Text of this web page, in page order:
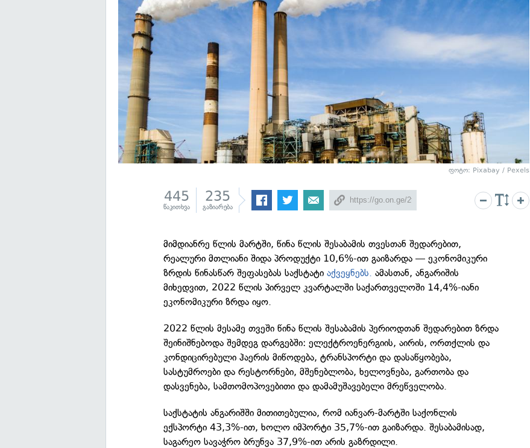
ფოტო: Pixabay / Pexels
445
წაკითხვა
235
გაზიარება
მიმდიანრე წლის მარტში, წინა წლის შესაბამის თვესთან შედარებით,
რეალური მთლიანი შიდა პროდუქტი 10,6%-ით გაიზარდა — ეკონომიკური
ზრდის წინასწარ შეფასებას საქსტატიაქვეყნებს. ამასთან, ანგარიშის
მიხედვით, 2022 წლის პირველ კვარტალში საქართველოში 14,4%-იანი
ეკონომიკური ზრდა იყო.
2022 წლის მესამე თვეში წინა წლის შესაბამის პერიოდთან შედარებით ზრდა
შეინიშნებოდა შემდეგ დარგებში: ელექტროენერგიის, აირის, ორთქლის და
კონდიცირებული ჰაერის მიწოდება, ტრანსპორტი და დასაწყობება,
სასტუმროები და რესტორნები, მშენებლობა, ხელოვნება, გართობა და
დასვენება, სამთომოპოვებითი და დამამუშავებელი მრეწველობა.
საქსტატის ანგარიშში მითითებულია, რომ იანვარ-მარტში საქონლის
ექსპორტი 43,3%-ით, ხოლო იმპორტი 35,7%-ით გაიზარდა. შესაბამისად,
საგარეო სავაჭრო ბრუნვა 37,9%-ით არის გაზრდილი.